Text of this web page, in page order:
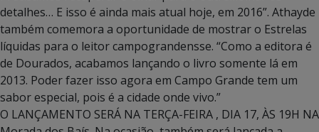
detalhes… E isso é ainda mais atual hoje, em 2016”. Athayde
também comemora a oportunidade de mostrar o Estrelas
líquidas para o leitor campograndensse. “Como a editora é
de Dourados, acabamos lançando o livro somente lá em
2013. Poder fazer isso agora em Campo Grande tem um
sabor especial, pois é a cidade onde vivo.”
O LANÇAMENTO SERÁ NA TERÇA-FEIRA , DIA 17, ÀS 19H NA